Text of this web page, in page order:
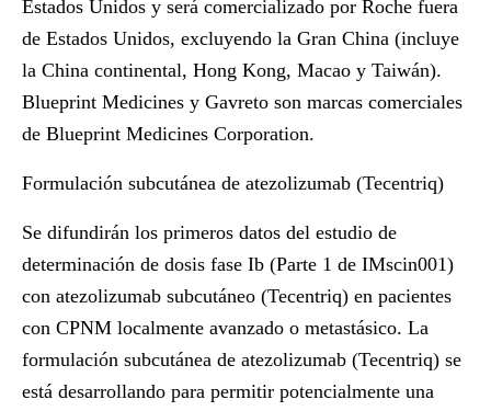
Estados Unidos y será comercializado por Roche fuera
de Estados Unidos, excluyendo la Gran China (incluye
la China continental, Hong Kong, Macao y Taiwán).
Blueprint Medicines y Gavreto son marcas comerciales
de Blueprint Medicines Corporation.
Formulación subcutánea de atezolizumab (Tecentriq)
Se difundirán los primeros datos del estudio de
determinación de dosis fase Ib (Parte 1 de IMscin001)
con atezolizumab subcutáneo (Tecentriq) en pacientes
con CPNM localmente avanzado o metastásico. La
formulación subcutánea de atezolizumab (Tecentriq) se
está desarrollando para permitir potencialmente una